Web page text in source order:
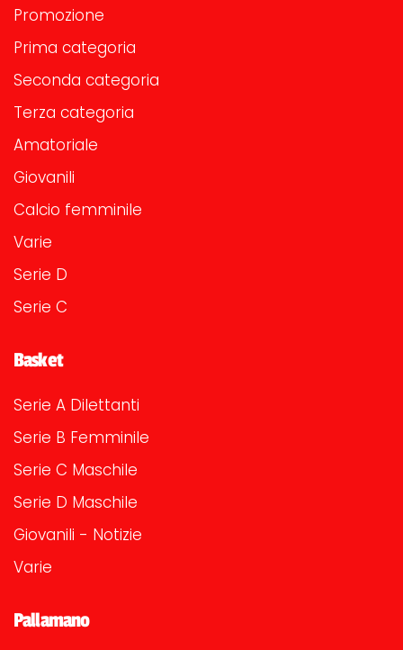
Promozione
Prima categoria
Seconda categoria
Terza categoria
Amatoriale
Giovanili
Calcio femminile
Varie
Serie D
Serie C
Basket
Serie A Dilettanti
Serie B Femminile
Serie C Maschile
Serie D Maschile
Giovanili - Notizie
Varie
Pallamano